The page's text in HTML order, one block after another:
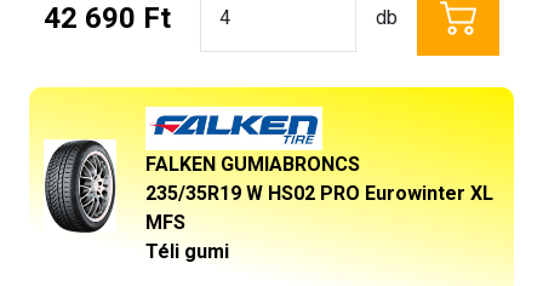
42 690 Ft db
FALKEN GUMIABRONCS
235/35R19 W HS02 PRO Eurowinter XL
MFS
Téli gumi